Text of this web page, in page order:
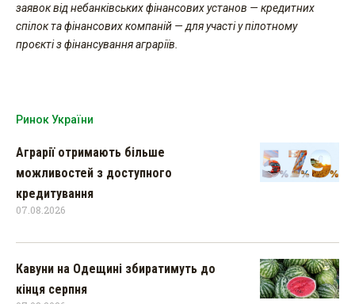
заявок від небанківських фінансових установ — кредитних
спілок та фінансових компаній — для участі у пілотному
проєкті з фінансування аграріїв.
Ринок України
Аграрії отримають більше
можливостей з доступного
кредитування
07.08.2026
Кавуни на Одещині збиратимуть до
кінця серпня